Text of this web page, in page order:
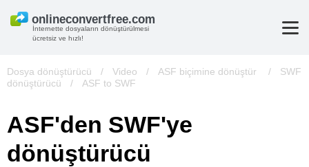
İnternette dosyaların dönüştürülmesi
ücretsiz ve hızlı!
Dosya dönüştürücü / Video / ASF biçimine dönüştür /
SWF
dönüştürücü
/ ASF to SWF
ASF'den SWF'ye
dönüştürücü